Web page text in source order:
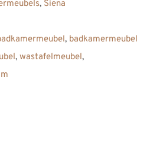
, Siena
, badkamermeubel
, wastafelmeubel,